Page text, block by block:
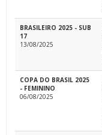
BRASILEIRO 2025 - SUB
17
13/08/2025
COPA DO BRASIL 2025
- FEMININO
06/08/2025